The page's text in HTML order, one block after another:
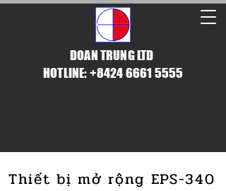
DOAN TRUNG LTD
HOTLINE: +8424 6661 5555
Thiết bị mở rộng EPS-340